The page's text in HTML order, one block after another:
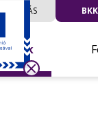
UTAZÁS BKK
Hírek